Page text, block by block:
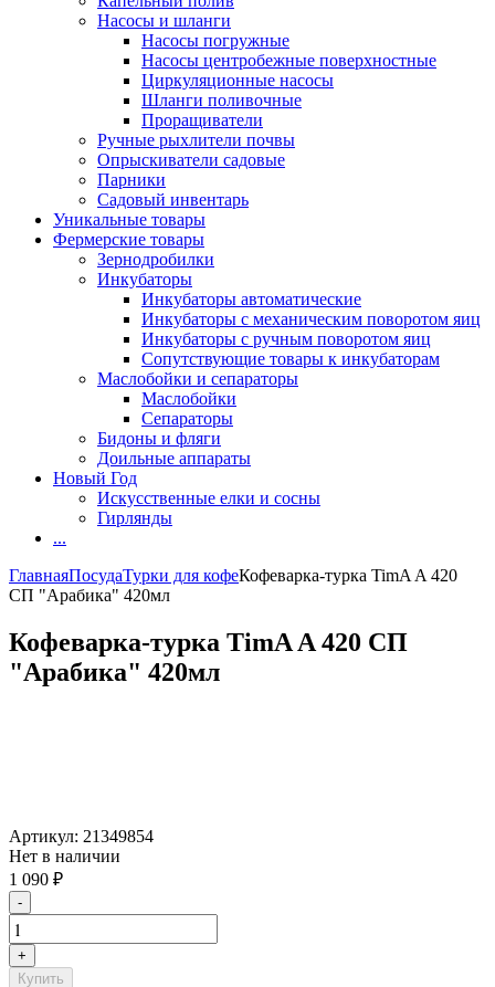
Насосы и шланги
Насосы погружные
Насосы центробежные поверхностные
Циркуляционные насосы
Шланги поливочные
Проращиватели
Ручные рыхлители почвы
Опрыскиватели садовые
Парники
Садовый инвентарь
Уникальные товары
Фермерские товары
Зернодробилки
Инкубаторы
Инкубаторы автоматические
Инкубаторы с механическим поворотом яиц
Инкубаторы с ручным поворотом яиц
Сопутствующие товары к инкубаторам
Маслобойки и сепараторы
Маслобойки
Сепараторы
Бидоны и фляги
Доильные аппараты
Новый Год
Искусственные елки и сосны
Гирлянды
...
ГлавнаяПосудаТурки для кофеКофеварка-турка TimA A 420
СП "Арабика" 420мл
Кофеварка-турка TimA A 420 СП
"Арабика" 420мл
Артикул: 21349854
Нет в наличии
1 090 ₽
-
+
Купить